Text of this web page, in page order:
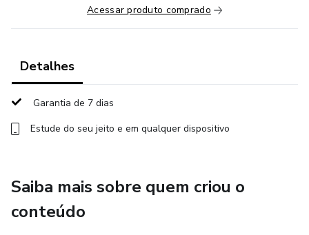
Acessar produto comprado
Detalhes
Garantia de 7 dias
Estude do seu jeito e em qualquer dispositivo
Saiba mais sobre quem criou o
conteúdo